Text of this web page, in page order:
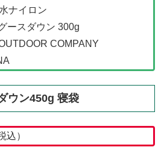
ナイロン
ースダウン 300g
COMPANY
ウン450g 寝袋
込）